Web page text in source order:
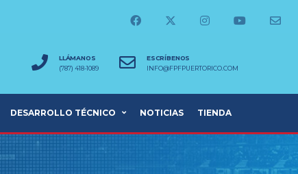
LLÁMANOS
(787) 418-1089
ESCRÍBENOS
INFO@FPFPUERTORICO.COM
DESARROLLO TÉCNICO NOTICIAS TIENDA